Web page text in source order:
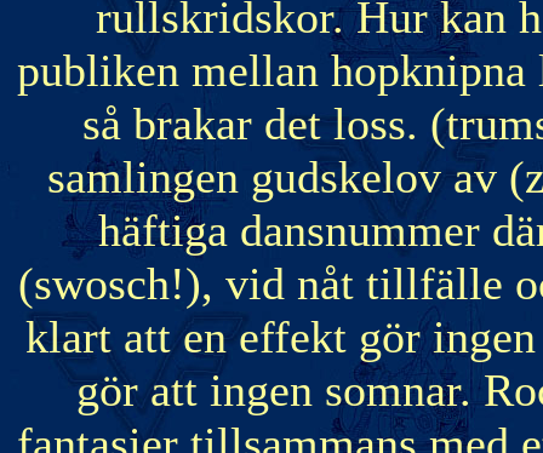
rullskridskor. Hur kan
publiken mellan
så brakar det loss.
samlingen gudskelov av
häftiga dansnummer
(swosch!), vid nåt tillfälle
klart att en effekt gör
gör att ingen somnar.